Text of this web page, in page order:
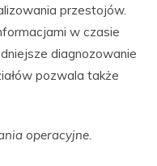
przestojów.
w czasie
diagnozowanie
pozwala także
operacyjne.